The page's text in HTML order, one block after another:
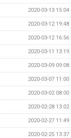
2020-03-13 15:04
2020-03-12 19:48
2020-03-12 16:56
2020-03-11 13:19
2020-03-09 09:08
2020-03-07 11:00
2020-03-02 08:00
2020-02-28 13:02
2020-02-27 11:49
2020-02-25 13:37